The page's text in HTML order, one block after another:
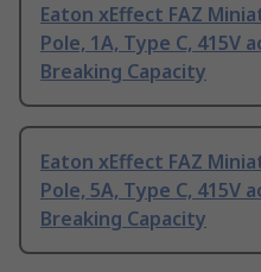
Eaton xEffect FAZ
Pole, 1A, Type C, 415V
Breaking Capacity
Eaton xEffect FAZ
Pole, 5A, Type C, 415V
Breaking Capacity